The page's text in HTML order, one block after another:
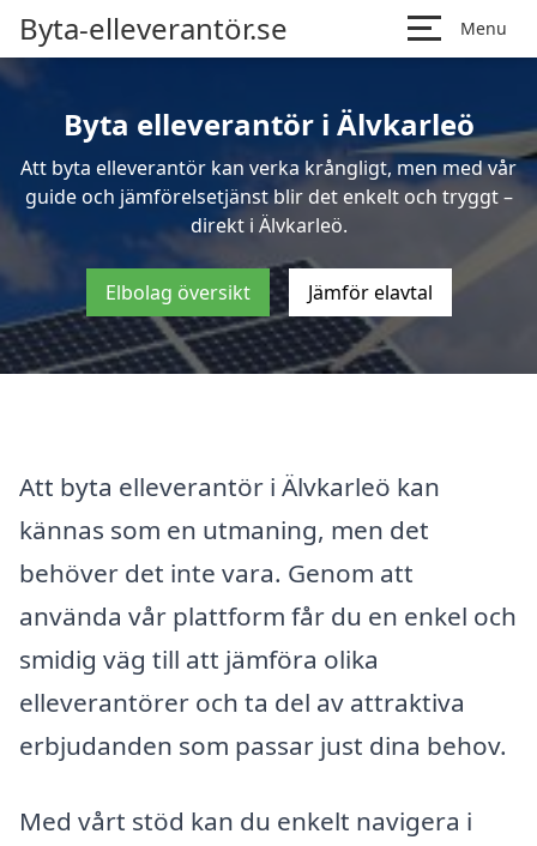
Byta-elleverantör.se Menu
Byta elleverantör i Älvkarleö
Att byta elleverantör kan verka krångligt, men med vår
guide och jämförelsetjänst blir det enkelt och tryggt –
direkt i Älvkarleö.
Elbolag översikt Jämför elavtal
Att byta elleverantör i Älvkarleö kan
kännas som en utmaning, men det
behöver det inte vara. Genom att
använda vår plattform får du en enkel och
smidig väg till att jämföra olika
elleverantörer och ta del av attraktiva
erbjudanden som passar just dina behov.
Med vårt stöd kan du enkelt navigera i